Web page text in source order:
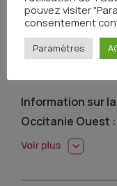
LES
Information sur
Occitanie Ouest :
pouvez visiter
consentement
Paramètres